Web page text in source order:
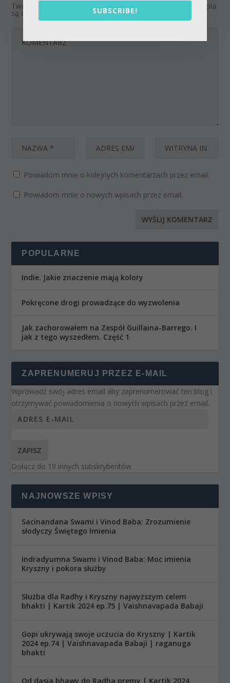
Twój adres email nie zostanie opublikowany. Wymagane pola
są oznaczone
Powiadom mnie o kolejnych komentarzach przez email.
Powiadom mnie o nowych wpisach przez email.
POPULARNE
Indie. Jakie znaczenie mają kolory
Pokręcone drogi prowadzące do wyzwolenia
Jak zachorowałem na Zespół Guillaina-Barrego. I
jak z tego wyszedłem. Część 1
ZAPRENUMERUJ PRZEZ E-MAIL
Wprowadź swój adres email aby zaprenumerować ten blog i
otrzymywać powiadomienia o nowych wpisach przez email.
ZAPISZ
Dołącz do 19 innych subskrybentów
NAJNOWSZE WPISY
Sacinandana Swami i Vinod Baba: Zrozumienie
słodyczy Świętego Imienia
Indradyumna Swami i Vinod Baba: Moc imienia
Kryszny i pokora służby
Służba dla Radhy i Kryszny najwyższym celem
bhakti | Kartik 2024 ep.75 | Vaishnavapada Babaji
Gopi ukrywają swoje uczucia do Kryszny | Kartik
2024 ep.74 | Vaishnavapada Babaji | raganuga
bhakti
Od dasja bhawy do Radha premy | Kartik 2024
SUBSCRIBE!